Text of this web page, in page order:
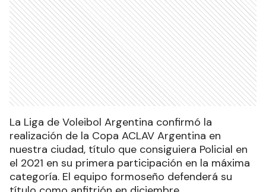
La Liga de Voleibol Argentina confirmó la
realización de la Copa ACLAV Argentina en
nuestra ciudad, título que consiguiera Policial en
el 2021 en su primera participación en la máxima
categoría. El equipo formoseño defenderá su